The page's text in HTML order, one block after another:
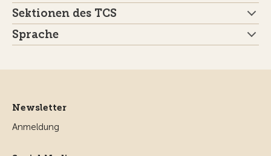
Sektionen des TCS
Sprache
Newsletter
Anmeldung